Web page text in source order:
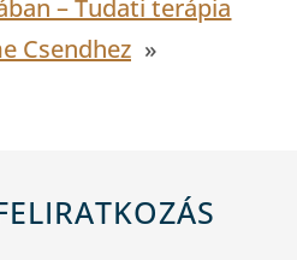
– Tudati terápia
Csendhez »